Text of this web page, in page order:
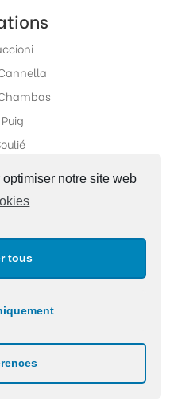
notre site web
tous
Galvani |
|Site Map